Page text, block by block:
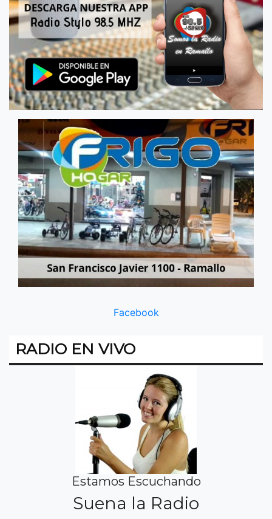
Facebook
RADIO EN VIVO
Estamos Escuchando
Suena la Radio